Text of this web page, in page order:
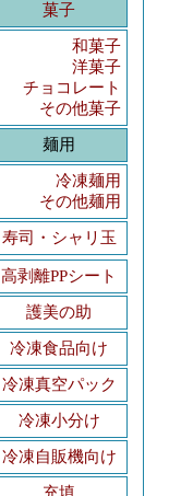
菓子
和菓子
洋菓子
チョコレート
その他菓子
麺用
冷凍麺用
その他麺用
寿司・シャリ玉
高剥離PPシート
護美の助
冷凍食品向け
冷凍真空パック
冷凍小分け
冷凍自販機向け